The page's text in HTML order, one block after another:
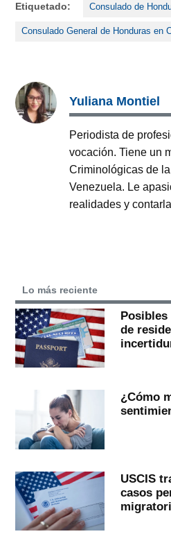
Etiquetado: Consulado de
Consulado General de Honduras en
Yuliana Montiel
Periodista de
vocación. Tiene un
Criminológicas de
Venezuela. Le
realidades y
Lo más reciente
de
¿Cómo
USCIS
casos